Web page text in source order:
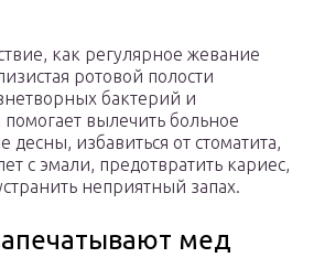
как регулярное жевание
ротовой полости
бактерий и
вылечить больное
десны, избавиться от стоматита,
с эмали, предотвратить кариес,
неприятный запах.
мед